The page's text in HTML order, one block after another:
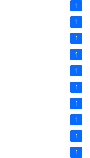
1
1
1
1
1
1
1
1
1
1